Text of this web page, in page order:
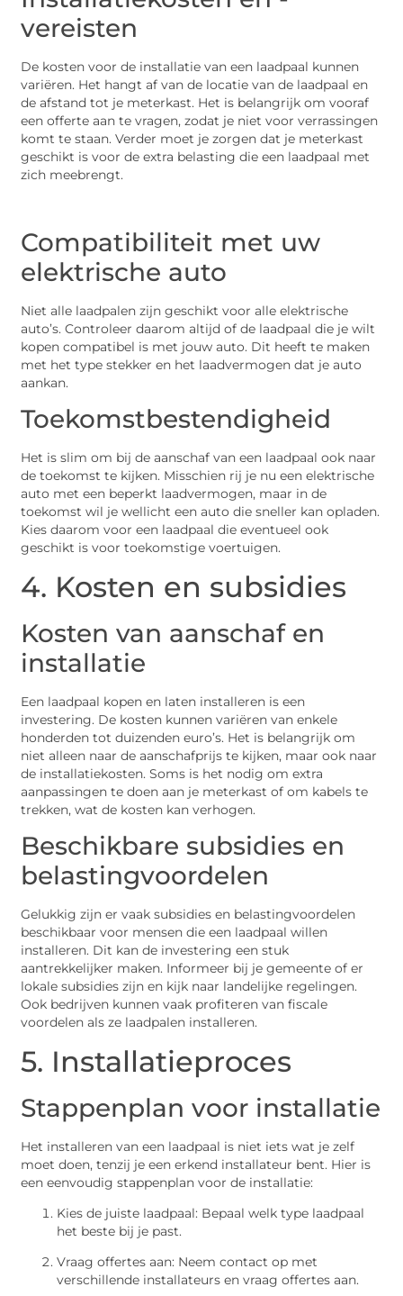
vereisten
De kosten voor de installatie van een laadpaal kunnen
variëren. Het hangt af van de locatie van de laadpaal en
de afstand tot je meterkast. Het is belangrijk om vooraf
een offerte aan te vragen, zodat je niet voor verrassingen
komt te staan. Verder moet je zorgen dat je meterkast
geschikt is voor de extra belasting die een laadpaal met
zich meebrengt.
Compatibiliteit met uw
elektrische auto
Niet alle laadpalen zijn geschikt voor alle elektrische
auto’s. Controleer daarom altijd of de laadpaal die je wilt
kopen compatibel is met jouw auto. Dit heeft te maken
met het type stekker en het laadvermogen dat je auto
aankan.
Toekomstbestendigheid
Het is slim om bij de aanschaf van een laadpaal ook naar
de toekomst te kijken. Misschien rij je nu een elektrische
auto met een beperkt laadvermogen, maar in de
toekomst wil je wellicht een auto die sneller kan opladen.
Kies daarom voor een laadpaal die eventueel ook
geschikt is voor toekomstige voertuigen.
4. Kosten en subsidies
Kosten van aanschaf en
installatie
Een laadpaal kopen en laten installeren is een
investering. De kosten kunnen variëren van enkele
honderden tot duizenden euro’s. Het is belangrijk om
niet alleen naar de aanschafprijs te kijken, maar ook naar
de installatiekosten. Soms is het nodig om extra
aanpassingen te doen aan je meterkast of om kabels te
trekken, wat de kosten kan verhogen.
Beschikbare subsidies en
belastingvoordelen
Gelukkig zijn er vaak subsidies en belastingvoordelen
beschikbaar voor mensen die een laadpaal willen
installeren. Dit kan de investering een stuk
aantrekkelijker maken. Informeer bij je gemeente of er
lokale subsidies zijn en kijk naar landelijke regelingen.
Ook bedrijven kunnen vaak profiteren van fiscale
voordelen als ze laadpalen installeren.
5. Installatieproces
Stappenplan voor installatie
Het installeren van een laadpaal is niet iets wat je zelf
moet doen, tenzij je een erkend installateur bent. Hier is
een eenvoudig stappenplan voor de installatie:
Kies de juiste laadpaal: Bepaal welk type laadpaal
het beste bij je past.
Vraag offertes aan: Neem contact op met
verschillende installateurs en vraag offertes aan.